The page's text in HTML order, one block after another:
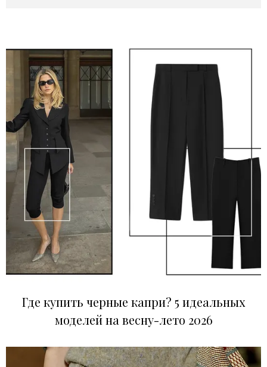
Где купить черные капри? 5 идеальных
моделей на весну-лето 2026